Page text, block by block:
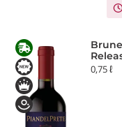
0,75 ℓ